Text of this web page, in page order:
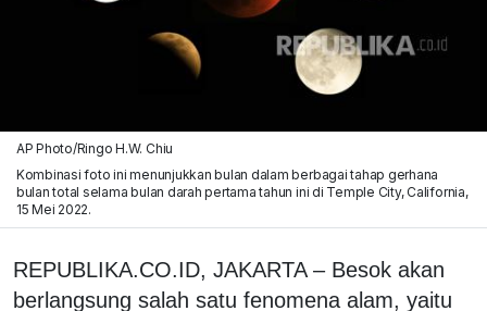
AP Photo/Ringo H.W. Chiu
Kombinasi foto ini menunjukkan bulan dalam berbagai tahap gerhana
bulan total selama bulan darah pertama tahun ini di Temple City, California,
15 Mei 2022.
REPUBLIKA.CO.ID, JAKARTA – Besok akan
berlangsung salah satu fenomena alam, yaitu